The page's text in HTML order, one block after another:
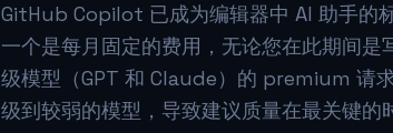
GitHub Copilot 已成为编辑器中 AI 助手的
一个是每月固定的费用，无论您在此期间
级模型（GPT 和 Claude）的 premium 请
级到较弱的模型，导致建议质量在最关键的